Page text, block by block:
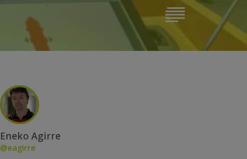
Eneko Agirre
@eagirre